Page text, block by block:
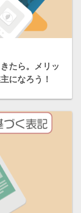
たら。メリッ
になろう！